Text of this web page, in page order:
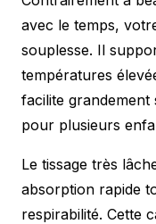
avec le temps,
souplesse. Il
températures
facilite
pour plusieurs
Le tissage très
absorption rapide
respirabilité. Cette